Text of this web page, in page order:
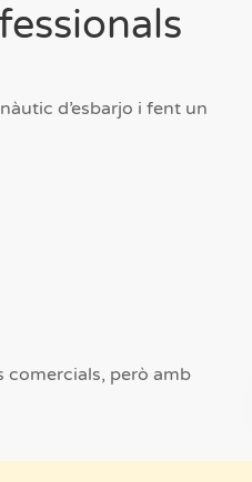
d’esbarjo i fent un
comercials, però amb